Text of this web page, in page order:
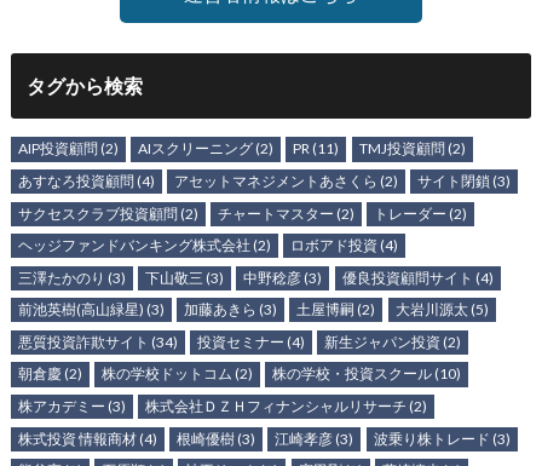
タグから検索
AIP投資顧問 (2) AIスクリーニング (2) PR (11) TMJ投資顧問 (2)
あすなろ投資顧問 (4) アセットマネジメントあさくら (2) サイト閉鎖 (3)
サクセスクラブ投資顧問(2) チャートマスター (2) トレーダー (2)
ヘッジファンドバンキング株式会社 (2) ロボアド投資 (4)
三澤たかのり (3) 下山敬三 (3) 中野稔彦 (3) 優良投資顧問サイト (4)
前池英樹(高山緑星) (3) 加藤あきら (3) 土屋博嗣 (2) 大岩川源太(5)
悪質投資詐欺サイト (34) 投資セミナー (4) 新生ジャパン投資 (2)
朝倉慶 (2) 株の学校ドットコム (2) 株の学校・投資スクール (10)
株アカデミー (3) 株式会社ＤＺＨフィナンシャルリサーチ (2)
株式投資 情報商材(4) 根崎優樹 (3) 江崎孝彦 (3) 波乗り株トレード (3)